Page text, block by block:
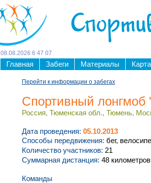
08 08 2026 6 47 07
Главная Забеги Материалы Карта
Перейти к информации о забегах
Спортивный лонгмоб
Россия, Тюменская обл., Тюмень,
Дата проведения: 05.10.2013
Способы передвижения: бег,
Количество участников: 21
Суммарная дистанция: 48 километров
Команды